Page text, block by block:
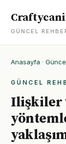
GÜNCEL
Anasayfa ·
GÜNCEL
Ilişkiler